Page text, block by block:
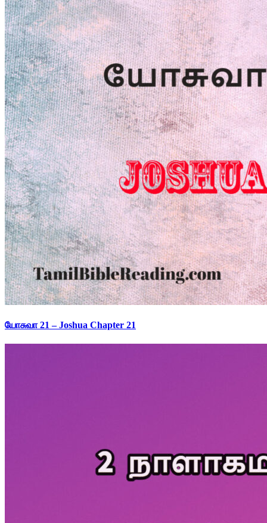
யோசுவா 21 – Joshua Chapter 21